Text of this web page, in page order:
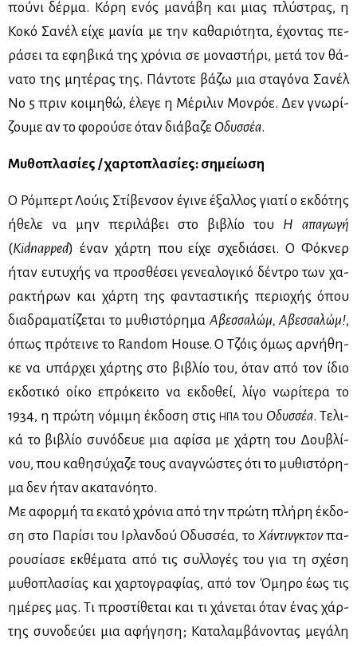
πού­νι δέρ­μα. Κό­ρη ενός μα­νά­βη και μιας πλύ­στρας, η
Κο­κό Σα­νέλ εί­χε μα­νία με την κα­θα­ριό­τη­τα, έχο­ντας πε­
ρά­σει τα εφη­βι­κά της χρό­νια σε μο­να­στή­ρι, με­τά τον θά­
να­το της μη­τέ­ρας της. Πά­ντο­τε βά­ζω μια στα­γό­να Σα­νέλ
Νο 5 πριν κοι­μη­θώ, έλε­γε η Μέ­ρι­λιν Μον­ρόε. Δεν γνω­ρί­
ζου­με αν το φο­ρού­σε όταν διά­βα­ζε Οδυσ­σέα.
Μυ­θο­πλα­σί­ες / χαρ­το­πλα­σί­ες: ση­μεί­ω­ση
Ο Ρό­μπερτ Λού­ις Στί­βεν­σον έγι­νε έξαλ­λος για­τί ο εκ­δό­της
ήθε­λε να μην πε­ρι­λά­βει στο βι­βλίο του Η απα­γω­γή
(Kidnapped) έναν χάρ­τη που εί­χε σχε­διά­σει. Ο Φό­κνερ
ήταν ευ­τυ­χής να προ­σθέ­σει γε­νε­α­λο­γι­κό δέ­ντρο των χα­
ρα­κτή­ρων και χάρ­τη της φα­ντα­στι­κής πε­ριο­χής όπου
δια­δρα­μα­τί­ζε­ται το μυ­θι­στό­ρη­μα Αβεσ­σα­λώμ, Αβεσ­σα­λώμ!,
όπως πρό­τει­νε το Random House. Ο Τζόις όμως αρ­νή­θη­
κε να υπάρ­χει χάρ­της στο βι­βλίο του, όταν από τον ίδιο
εκ­δο­τι­κό οί­κο επρό­κει­το να εκ­δο­θεί, λί­γο νω­ρί­τε­ρα το
1934, η πρώ­τη νό­μι­μη έκ­δο­ση στις ΗΠΑ του Οδυσ­σέα. Τε­λι­
κά το βι­βλίο συ­νό­δευε μια αφί­σα με χάρ­τη του Δου­βλί­
νου, που κα­θη­σύ­χα­ζε τους ανα­γνώ­στες ότι το μυ­θι­στό­ρη­
μα δεν ήταν ακα­τα­νό­η­το.
Με αφορ­μή τα εκα­τό χρό­νια από την πρώ­τη πλή­ρη έκ­δο­
ση στο Πα­ρί­σι του Ιρ­λαν­δού Οδυσ­σέα, το Χά­ντινγ­κτονπα­
ρου­σί­α­σε εκ­θέ­μα­τα από τις συλ­λο­γές του για τη σχέ­ση
μυ­θο­πλα­σί­ας και χαρ­το­γρα­φί­ας, από τον Όμη­ρο έως τις
ημέ­ρες μας. Τι προ­στί­θε­ται και τι χά­νε­ται όταν ένας χάρ­
της συ­νο­δεύ­ει μια αφή­γη­ση; Κα­τα­λαμ­βά­νο­ντας με­γά­λη